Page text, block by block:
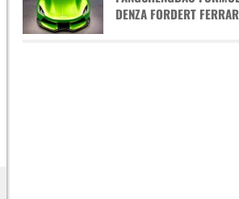
DENZA FORDERT